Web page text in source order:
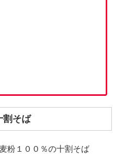
そば
粉１００％の十割そば